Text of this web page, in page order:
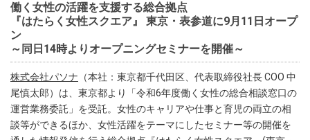
働く女性の活躍を支援する総合拠点
『はたらく女性スクエア』 東京・表参道に9月11日オープ
ン
～同日14時よりオープニングセミナーを開催～
株式会社パソナ （本社：東京都千代田区、代表取締役社長 COO 中
尾慎太郎）は、東京都より「令和6年度働く女性の総合相談窓口の
運営業務委託」を受託。女性のキャリアや仕事と育児の両立の相
談等ができるほか、女性活躍をテーマにしたセミナー等の開催を